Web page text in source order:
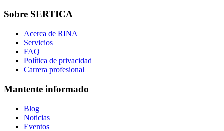
Sobre SERTICA
Acerca de RINA
Servicios
FAQ
Política de privacidad
Carrera profesional
Mantente informado
Blog
Noticias
Eventos